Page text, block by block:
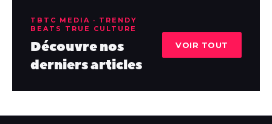
TBTC MEDIA · TRENDY
BEATS TRUE CULTURE
Découvre nos
derniers articles
VOIR TOUT